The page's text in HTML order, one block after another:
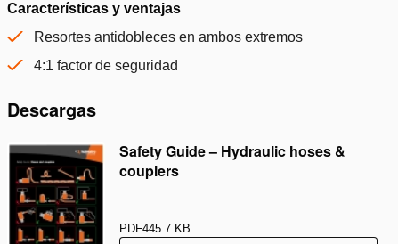
Características y ventajas
Resortes antidobleces en ambos extremos
4:1 factor de seguridad
Descargas
Safety Guide – Hydraulic hoses &
couplers
PDF445.7 KB